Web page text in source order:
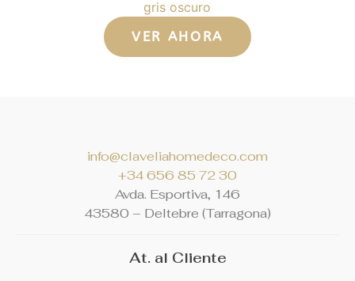
VER AHORA
info@claveliahomedeco.com
+34 656 85 72 30
Avda. Esportiva, 146
43580 – Deltebre (Tarragona)
At. al Cliente